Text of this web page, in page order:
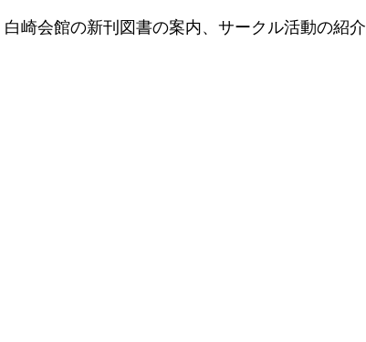
崎会館の新刊図書の案内、サークル活動の紹介